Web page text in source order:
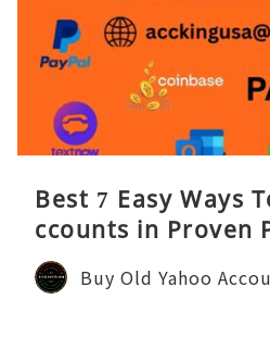
Best 7 Easy Ways
ccounts in Proven
Buy Old Yahoo